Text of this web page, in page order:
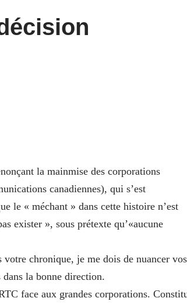
la mainmise des corporations
canadiennes), qui s’est
le « méchant » dans cette histoire n’est
exister », sous prétexte qu’«aucune
chronique, je me dois de nuancer vos
la bonne direction.
face aux grandes corporations.